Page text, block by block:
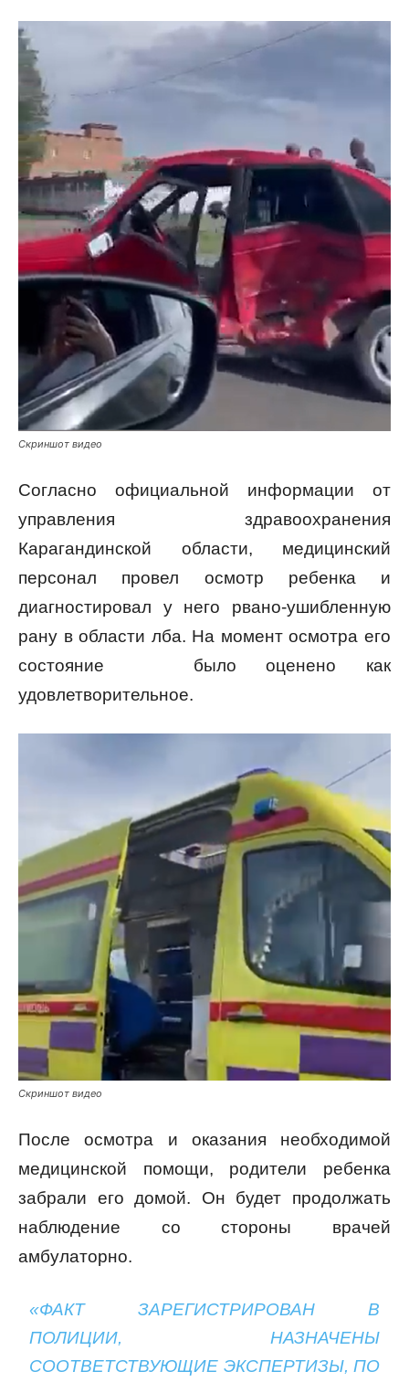
Скриншот видео
Согласно официальной информации от
управления здравоохранения
Карагандинской области, медицинский
персонал провел осмотр ребенка и
диагностировал у него рвано-ушибленную
рану в области лба. На момент осмотра его
состояние было оценено как
удовлетворительное.
Скриншот видео
После осмотра и оказания необходимой
медицинской помощи, родители ребенка
забрали его домой. Он будет продолжать
наблюдение со стороны врачей
амбулаторно.
«ФАКТ ЗАРЕГИСТРИРОВАН В
ПОЛИЦИИ, НАЗНАЧЕНЫ
СООТВЕТСТВУЮЩИЕ ЭКСПЕРТИЗЫ, ПО